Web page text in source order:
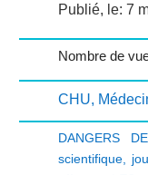
Publié, le: 7
Nombre de
CHU,
DANGERS
scientifique,